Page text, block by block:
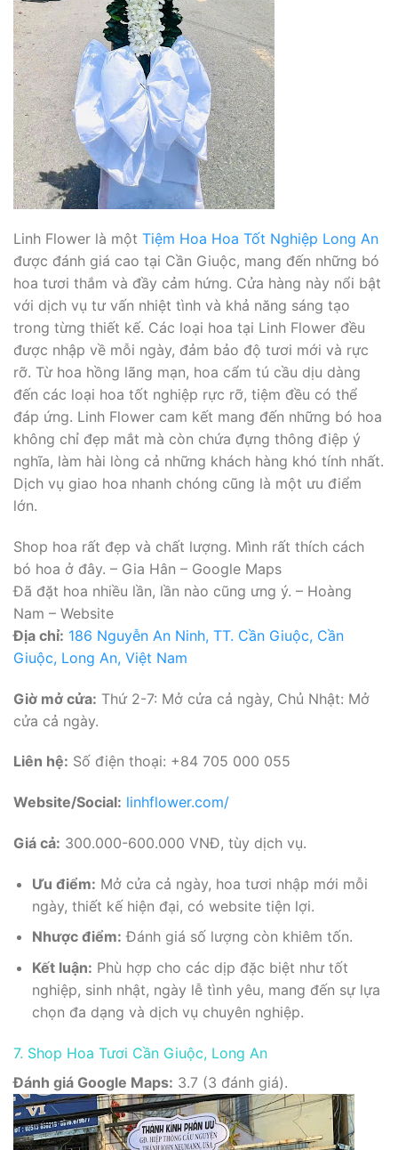
Linh Flower là một Tiệm Hoa Hoa Tốt Nghiệp Long An
được đánh giá cao tại Cần Giuộc, mang đến những bó
hoa tươi thắm và đầy cảm hứng. Cửa hàng này nổi bật
với dịch vụ tư vấn nhiệt tình và khả năng sáng tạo
trong từng thiết kế. Các loại hoa tại Linh Flower đều
được nhập về mỗi ngày, đảm bảo độ tươi mới và rực
rỡ. Từ hoa hồng lãng mạn, hoa cẩm tú cầu dịu dàng
đến các loại hoa tốt nghiệp rực rỡ, tiệm đều có thể
đáp ứng. Linh Flower cam kết mang đến những bó hoa
không chỉ đẹp mắt mà còn chứa đựng thông điệp ý
nghĩa, làm hài lòng cả những khách hàng khó tính nhất.
Dịch vụ giao hoa nhanh chóng cũng là một ưu điểm
lớn.
Shop hoa rất đẹp và chất lượng. Mình rất thích cách
bó hoa ở đây. – Gia Hân – Google Maps
Đã đặt hoa nhiều lần, lần nào cũng ưng ý. – Hoàng
Nam – Website
Địa chỉ: 186 Nguyễn An Ninh, TT. Cần Giuộc, Cần
Giuộc, Long An, Việt Nam
Giờ mở cửa: Thứ 2-7: Mở cửa cả ngày, Chủ Nhật: Mở
cửa cả ngày.
Liên hệ: Số điện thoại: +84 705 000 055
Website/Social: linhflower.com/
Giá cả: 300.000-600.000 VNĐ, tùy dịch vụ.
Ưu điểm: Mở cửa cả ngày, hoa tươi nhập mới mỗi
ngày, thiết kế hiện đại, có website tiện lợi.
Nhược điểm: Đánh giá số lượng còn khiêm tốn.
Kết luận: Phù hợp cho các dịp đặc biệt như tốt
nghiệp, sinh nhật, ngày lễ tình yêu, mang đến sự lựa
chọn đa dạng và dịch vụ chuyên nghiệp.
7. Shop Hoa Tươi Cần Giuộc, Long An
Đánh giá Google Maps: 3.7 (3 đánh giá).